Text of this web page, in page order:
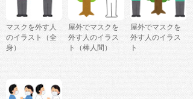
マスクを外す人
のイラスト（全
身）
屋外でマスクを
外す人のイラス
ト（棒人間）
屋外でマスクを
外す人のイラス
ト